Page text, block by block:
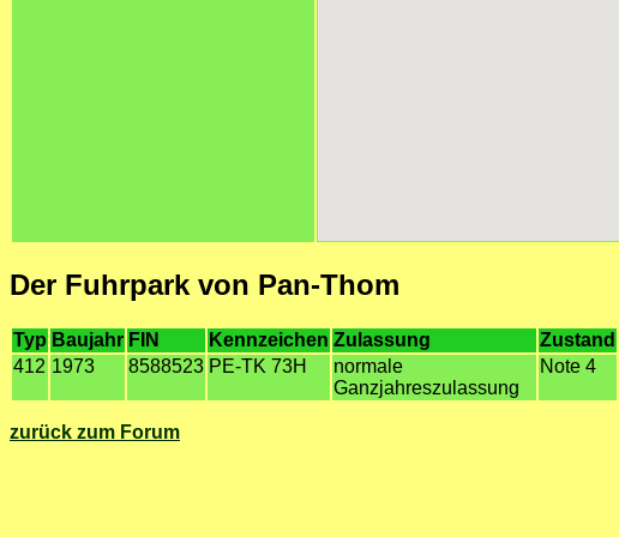
Der Fuhrpark von Pan-Thom
Typ Baujahr FIN Kennzeichen Zulassung Zustand
412 1973 8588523 PE-TK 73H
normale
Ganzjahreszulassung
Note 4
zurück zum Forum